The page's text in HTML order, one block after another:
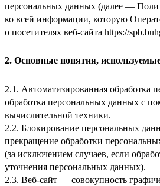
персональных данных (далее —
ко всей информации, которую
о посетителях веб-сайта https://
2. Основные понятия,
2.1. Автоматизированная обработка
обработка персональных данных с
вычислительной техники.
2.2. Блокирование персональных
прекращение обработки
(за исключением случаев, если
уточнения персональных данных).
2.3. Веб-сайт — совокупность